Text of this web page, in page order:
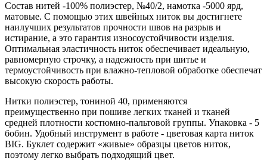
Состав нитей -100% полиэстер, №40/2, намотка -5000 ярд,
матовые. С помощью этих швейных ниток вы достигнете
наилучших результатов прочности швов на разрыв и
истирание, а это гарантия износоустойчивости изделия.
Оптимальная эластичность ниток обеспечивает идеальную,
равномерную строчку, а надежность при шитье и
термоустойчивость при влажно-тепловой обработке обеспечат
высокую скорость работы.
Нитки полиэстер, тониной 40, применяются
преимущественно при пошиве легких тканей и тканей
средней плотности костюмно-пальтовой группы. Упаковка - 5
бобин. Удобный инструмент в работе - цветовая карта ниток
BIG. Буклет содержит «живые» образцы цветов ниток,
поэтому легко выбрать подходящий цвет.